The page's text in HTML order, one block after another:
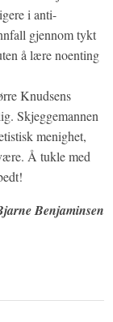
i anti-
gjennom tykt
å lære noenting
Knudsens
Skjeggemannen
menighet,
Å tukle med
Benjaminsen